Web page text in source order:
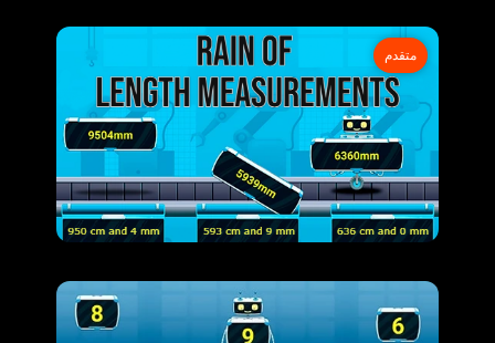
متقدم